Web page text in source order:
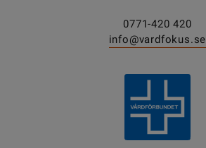
0771-420 420
info@vardfokus.se